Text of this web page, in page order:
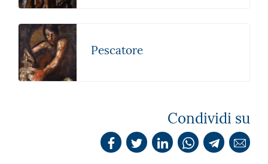
Pescatore
Condividi su